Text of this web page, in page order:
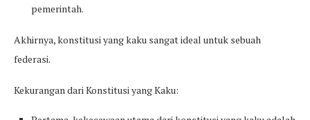
pemerintah.
Akhirnya, konstitusi yang kaku sangat ideal untuk sebuah
federasi.
Kekurangan dari Konstitusi yang Kaku: